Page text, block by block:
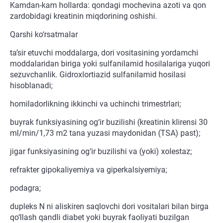
Kamdan-kam hollarda: qondagi mochevina azoti va qon
zardobidagi kreatinin miqdorining oshishi.
Qarshi ko‘rsatmalar
ta’sir etuvchi moddalarga, dori vositasining yordamchi
moddalaridan biriga yoki sulfanilamid hosilalariga yuqori
sezuvchanlik. Gidroxlortiazid sulfanilamid hosilasi
hisoblanadi;
homiladorlikning ikkinchi va uchinchi trimestrlari;
buyrak funksiyasining og‘ir buzilishi (kreatinin klirensi 30
ml/min/1,73 m2 tana yuzasi maydonidan (TSA) past);
jigar funksiyasining og‘ir buzilishi va (yoki) xolestaz;
refrakter gipokaliyemiya va giperkalsiyemiya;
podagra;
dupleks N ni aliskiren saqlovchi dori vositalari bilan birga
qo‘llash qandli diabet yoki buyrak faoliyati buzilgan